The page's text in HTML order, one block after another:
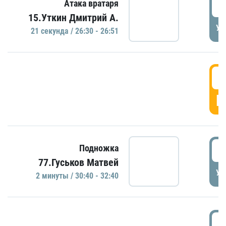
Атака вратаря
15.Уткин Дмитрий А.
21 секундa / 26:30 - 26:51
Подножка
77.Гуськов Матвей
2 минуты / 30:40 - 32:40